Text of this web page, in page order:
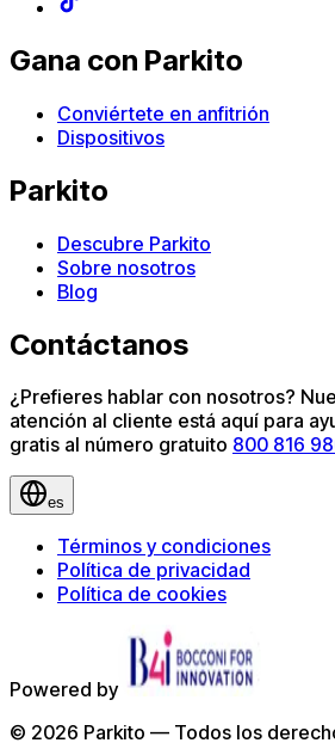
Gana con Parkito
Conviértete en anfitrión
Dispositivos
Parkito
Descubre Parkito
Sobre nosotros
Blog
Contáctanos
¿Prefieres hablar con nosotros?
atención al cliente está aquí para
gratis al número gratuito 800 816
es
Términos y condiciones
Política de privacidad
Política de cookies
Powered by
© 2026 Parkito — Todos los